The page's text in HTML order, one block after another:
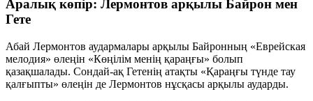
Аралық көпір: Лермонтов арқылы Байрон мен
Гете
Абай Лермонтов аудармалары арқылы Байронның «Еврейская
мелодия» өлеңін «Көңілім менің қараңғы» болып
қазақшалады. Сондай-ақ Гетенің атақты «Қараңғы түнде тау
қалғыпты» өлеңін де Лермонтов нұсқасы арқылы аударды.